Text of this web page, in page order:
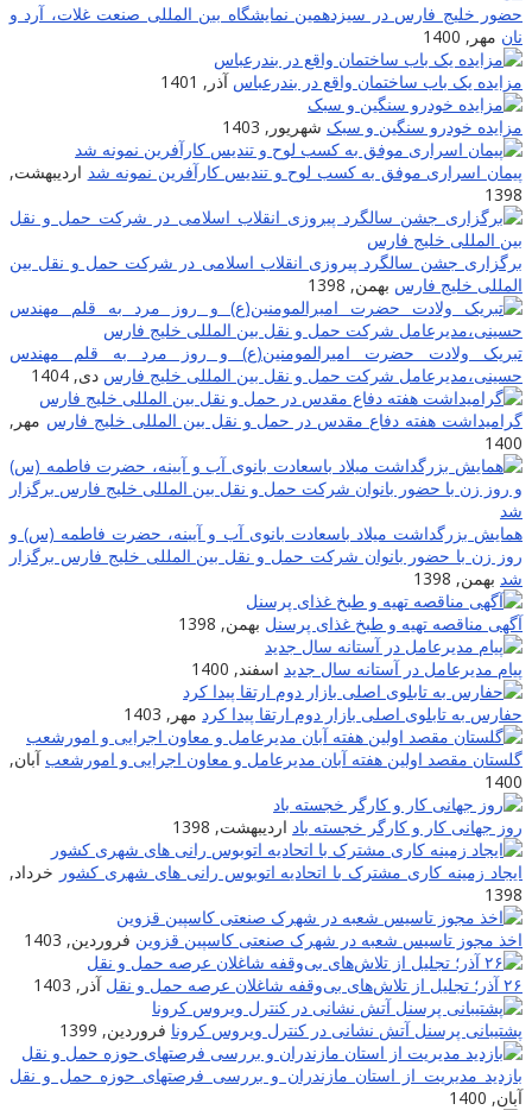
خلیج فارس در سیزدهمین نمایشگاه بین المللی صنعت غلات، آرد و
مهر, 1400
یک باب ساختمان واقع در بندرعباس آذر, 1401
خودرو سنگین و سبک شهریور, 1403
اسراری موفق به کسب لوح و تندیس کارآفرین نمونه شد اردیبهشت,
جشن سالگرد پیروزی انقلاب اسلامی در شرکت حمل و نقل بین
خلیج فارس بهمن, 1398
ولادت حضرت امیرالمومنین(ع) و روز مرد به قلم مهندس
شرکت حمل و نقل بین المللی خلیج فارس دی, 1404
هفته دفاع مقدس در حمل و نقل بین المللی خلیج فارس مهر,
بزرگداشت میلاد باسعادت بانوی آب و آیینه، حضرت فاطمه (س) و
زن با حضور بانوان شرکت حمل و نقل بین المللی خلیج فارس برگزار
بهمن, 1398
مناقصه تهیه و طبخ غذای پرسنل بهمن, 1398
مدیرعامل در آستانه سال جدید اسفند, 1400
به تابلوی اصلی بازار دوم ارتقا پیدا کرد مهر, 1403
مقصد اولین هفته آبان مدیرعامل و معاون اجرایی و امورشعب آبان,
جهانی کار و کارگر خجسته باد اردیبهشت, 1398
زمینه کارى مشترک با اتحادیه اتوبوس رانى هاى شهرى کشور خرداد,
مجوز تاسیس شعبه در شهرک صنعتی کاسپین قزوین فروردین, 1403
تلاش‌های بی‌وقفه شاغلان عرصه حمل و نقل
آذر, 1403
پرسنل آتش نشانی در کنترل ویروس کرونا فروردین, 1399
مدیریت از استان مازندران و بررسی فرصتهای حوزه حمل و نقل
1400